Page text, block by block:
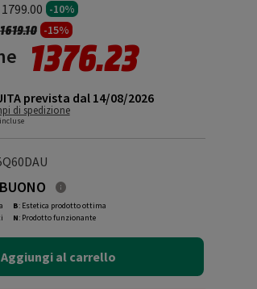
1799.00 -10%
Prezzo ridotto da
1619.10a-15%
1376.23
prevista dal 14/08/2026
di spedizione
B: Estetica prodotto ottima
N: Prodotto funzionante
Aggiungi al carrello